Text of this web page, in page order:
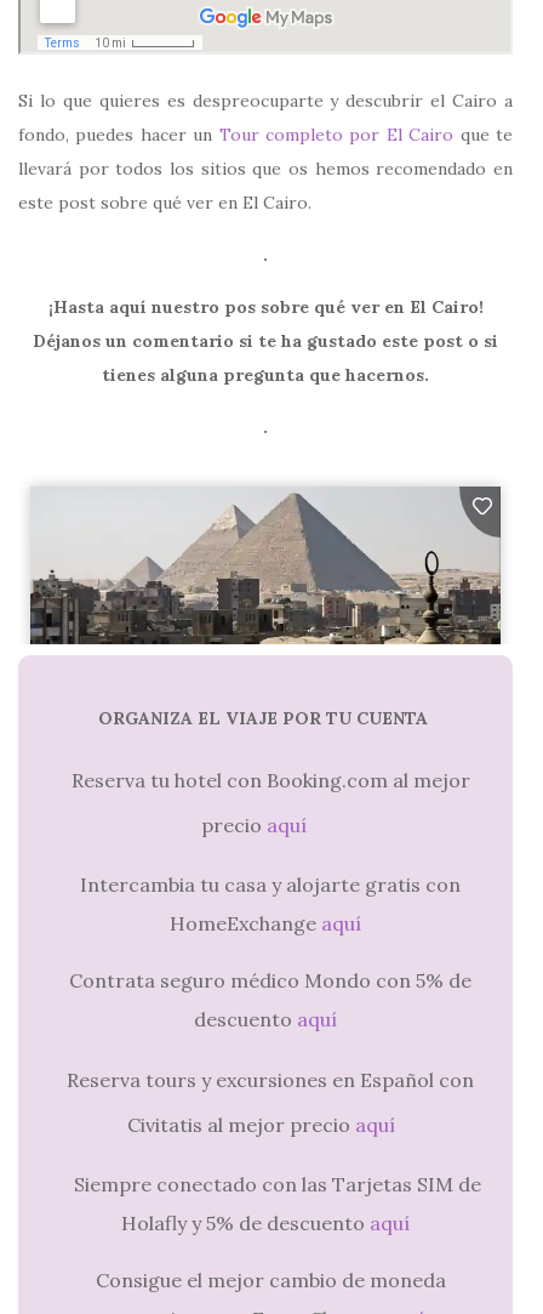
Si lo que quieres es despreocuparte y descubrir el Cairo a
fondo, puedes hacer un Tour completo por El Cairo que te
llevará por todos los sitios que os hemos recomendado en
este post sobre qué ver en El Cairo.
.
¡Hasta aquí nuestro pos sobre qué ver en El Cairo!
Déjanos un comentario si te ha gustado este post o si
tienes alguna pregunta que hacernos.
.
ORGANIZA EL VIAJE POR TU CUENTA
Reserva tu hotel con Booking.com al mejor
precio aquí
Intercambia tu casa y alojarte gratis con
HomeExchange aquí
Contrata seguro médico Mondo con 5% de
descuento aquí
Reserva tours y excursiones en Español con
Civitatis al mejor precio aquí
Siempre conectado con las Tarjetas SIM de
Holafly y 5% de descuento aquí
Consigue el mejor cambio de moneda